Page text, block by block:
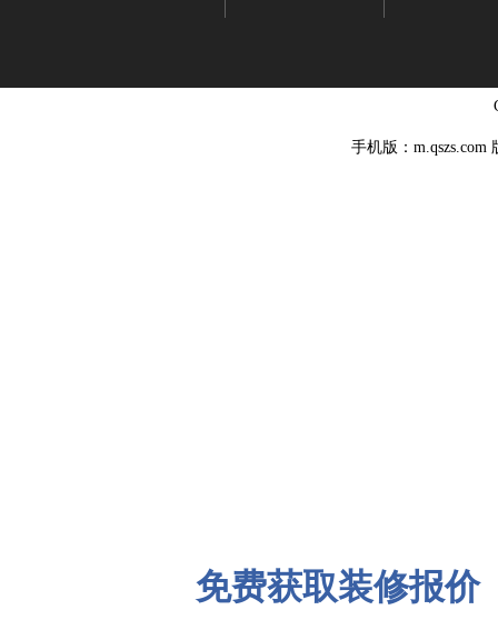
手机版：m.qszs.com
免费获取装修报价